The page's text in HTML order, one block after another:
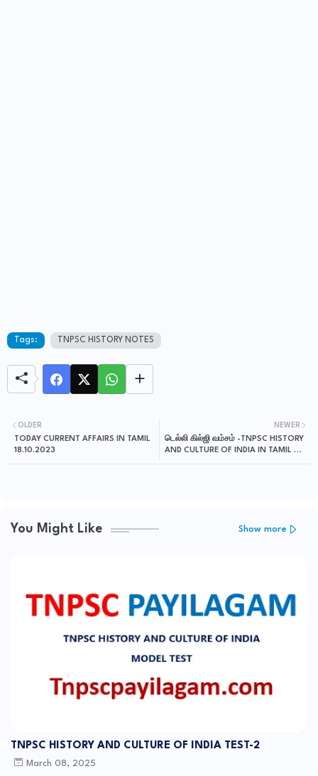
Tags: TNPSC HISTORY NOTES
NEWER
டெல்லி கில்ஜி வம்சம் -TNPSC HISTORY
AND CULTURE OF INDIA IN TAMIL ( 6
OLDER
TODAY CURRENT AFFAIRS IN TAMIL
18.10.2023
You Might Like Show more
TNPSC HISTORY AND CULTURE OF INDIA TEST-2
March 08, 2025